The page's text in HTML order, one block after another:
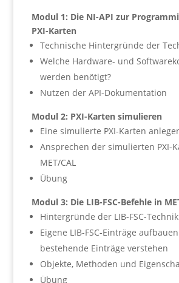
Modul 1: Die NI-API zur
PXI-Karten
Technische Hintergründe der
Welche Hardware- und
werden benötigt?
Nutzen der API-Dokumentation
Modul 2: PXI-Karten simulieren
Eine simulierte PXI-Karten
Ansprechen der simulierten PXI-
MET/CAL
Übung
Modul 3: Die LIB-FSC-Befehle in
Hintergründe der LIB-FSC-Technik
Eigene LIB-FSC-Einträge
bestehende Einträge verstehen
Objekte, Methoden und
Übung